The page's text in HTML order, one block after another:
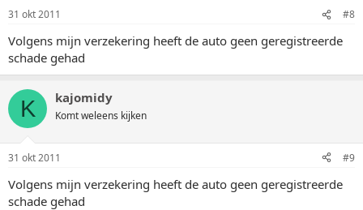
31 okt 2011 #8
Volgens mijn verzekering heeft de auto geen geregistreerde
schade gehad
K kajomidy
Komt weleens kijken
31 okt 2011 #9
Volgens mijn verzekering heeft de auto geen geregistreerde
schade gehad